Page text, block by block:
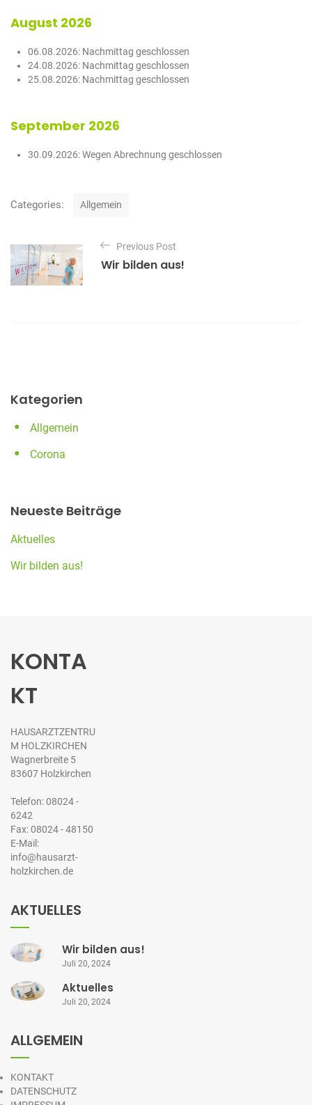
August 2026
06.08.2026: Nachmittag geschlossen
24.08.2026: Nachmittag geschlossen
25.08.2026: Nachmittag geschlossen
September 2026
30.09.2026: Wegen Abrechnung geschlossen
Categories:
g
o
r
Allgemein
e
i
n
a
v
a
t
i
o
Previous Post
Wir bilden aus!
Kategorien
Allgemein
Corona
Neueste Beiträge
Aktuelles
Wir bilden aus!
KONTA
KT
HAUSARZTZENTRU
M HOLZKIRCHEN
Wagnerbreite 5
83607 Holzkirchen
Telefon: 08024 -
6242
Fax: 08024 - 48150
E-Mail:
info@hausarzt-
holzkirchen.de
AKTUELLES
Wir bilden aus!
Juli 20, 2024
Aktuelles
Juli 20, 2024
ALLGEMEIN
KONTAKT
DATENSCHUTZ